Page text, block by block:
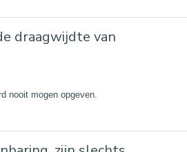
draagwijdte van
nooit mogen opgeven.